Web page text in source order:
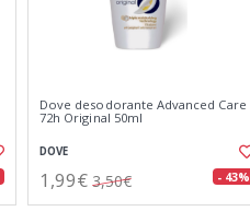
Dove desodorante Advanced Care
72h Original 50ml
DOVE
1,99€ 3,50€ - 43%